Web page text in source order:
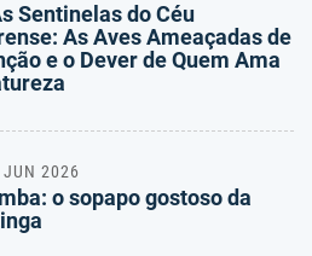
Sentinelas do Céu
As Aves Ameaçadas de
e o Dever de Quem Ama
JUN 2026
o sopapo gostoso da